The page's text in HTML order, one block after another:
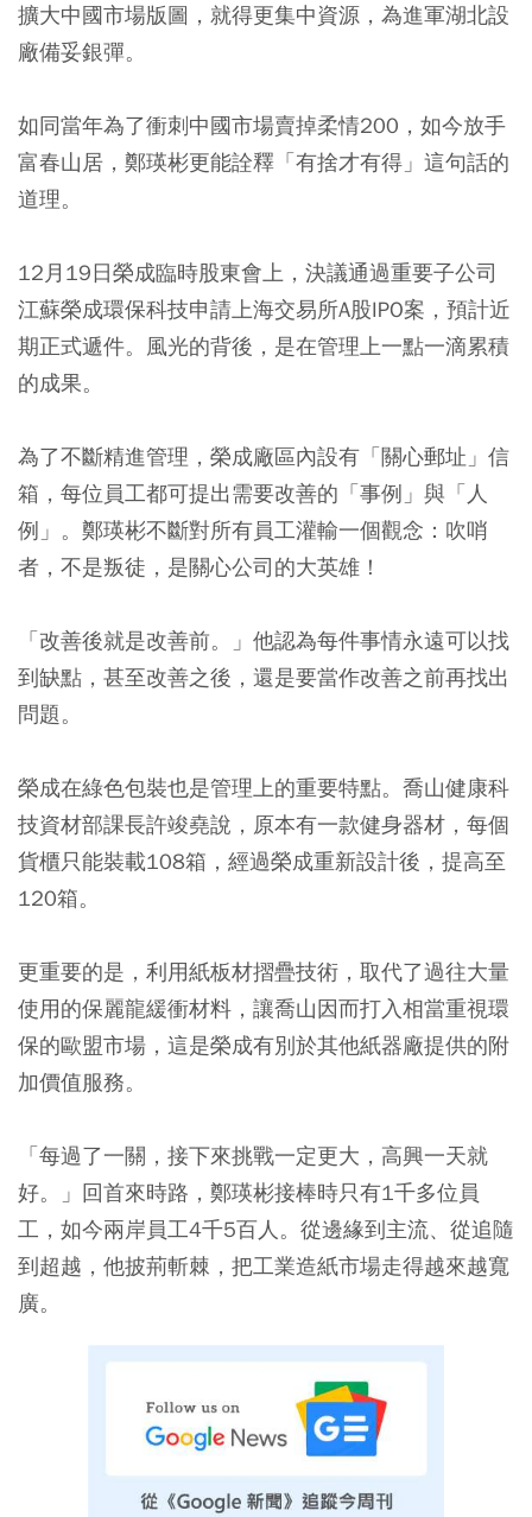
擴大中國市場版圖，就得更集中資源，為進軍湖北設
廠備妥銀彈。
如同當年為了衝刺中國市場賣掉柔情200，如今放手
富春山居，鄭瑛彬更能詮釋「有捨才有得」這句話的
道理。
12月19日榮成臨時股東會上，決議通過重要子公司
江蘇榮成環保科技申請上海交易所A股IPO案，預計近
期正式遞件。風光的背後，是在管理上一點一滴累積
的成果。
為了不斷精進管理，榮成廠區內設有「關心郵址」信
箱，每位員工都可提出需要改善的「事例」與「人
例」。鄭瑛彬不斷對所有員工灌輸一個觀念：吹哨
者，不是叛徒，是關心公司的大英雄！
「改善後就是改善前。」他認為每件事情永遠可以找
到缺點，甚至改善之後，還是要當作改善之前再找出
問題。
榮成在綠色包裝也是管理上的重要特點。喬山健康科
技資材部課長許竣堯說，原本有一款健身器材，每個
貨櫃只能裝載108箱，經過榮成重新設計後，提高至
120箱。
更重要的是，利用紙板材摺疊技術，取代了過往大量
使用的保麗龍緩衝材料，讓喬山因而打入相當重視環
保的歐盟市場，這是榮成有別於其他紙器廠提供的附
加價值服務。
「每過了一關，接下來挑戰一定更大，高興一天就
好。」回首來時路，鄭瑛彬接棒時只有1千多位員
工，如今兩岸員工4千5百人。從邊緣到主流、從追隨
到超越，他披荊斬棘，把工業造紙市場走得越來越寬
廣。